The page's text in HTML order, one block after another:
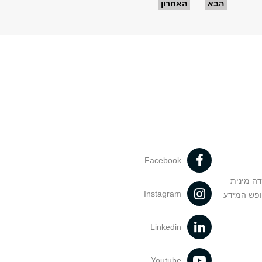
הבא האחרון
מינית
המידע
Facebook
Instagram
Linkedin
Youtube